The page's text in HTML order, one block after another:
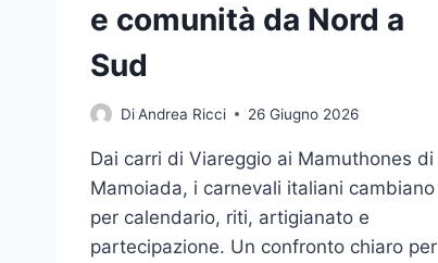
e comunità da Nord a
Sud
DiAndrea Ricci 26 Giugno 2026
Dai carri di Viareggio ai Mamuthones di
Mamoiada, i carnevali italiani cambiano
per calendario, riti, artigianato e
partecipazione. Un confronto chiaro per